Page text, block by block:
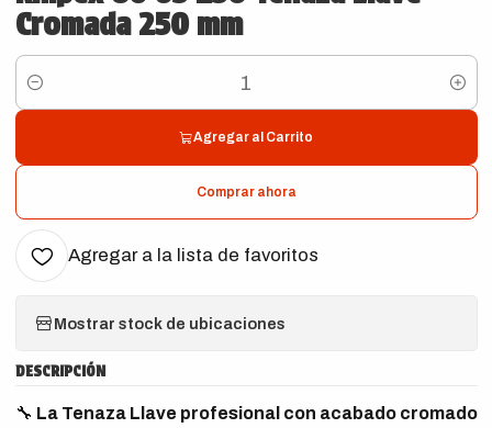
Cromada 250 mm
Cantidad
Agregar al Carrito
Comprar ahora
Agregar a la lista de favoritos
Mostrar stock de ubicaciones
DESCRIPCIÓN
🔧 La Tenaza Llave profesional con acabado cromado